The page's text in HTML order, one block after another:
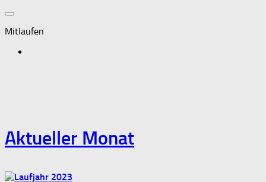
Mitlaufen
Aktueller Monat